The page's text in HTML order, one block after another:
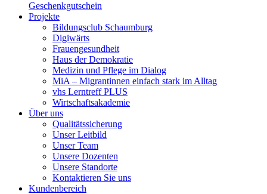
Geschenkgutschein
Projekte
Bildungsclub Schaumburg
Digiwärts
Frauengesundheit
Haus der Demokratie
Medizin und Pflege im Dialog
MiA – Migrantinnen einfach stark im Alltag
vhs Lerntreff PLUS
Wirtschaftsakademie
Über uns
Qualitätssicherung
Unser Leitbild
Unser Team
Unsere Dozenten
Unsere Standorte
Kontaktieren Sie uns
Kundenbereich